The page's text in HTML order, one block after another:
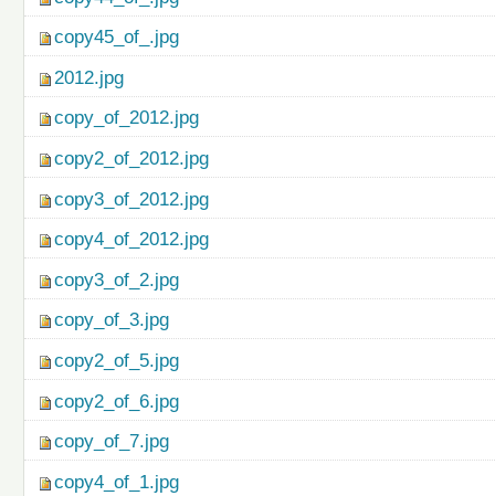
copy45_of_.jpg
2012.jpg
copy_of_2012.jpg
copy2_of_2012.jpg
copy3_of_2012.jpg
copy4_of_2012.jpg
copy3_of_2.jpg
copy_of_3.jpg
copy2_of_5.jpg
copy2_of_6.jpg
copy_of_7.jpg
copy4_of_1.jpg